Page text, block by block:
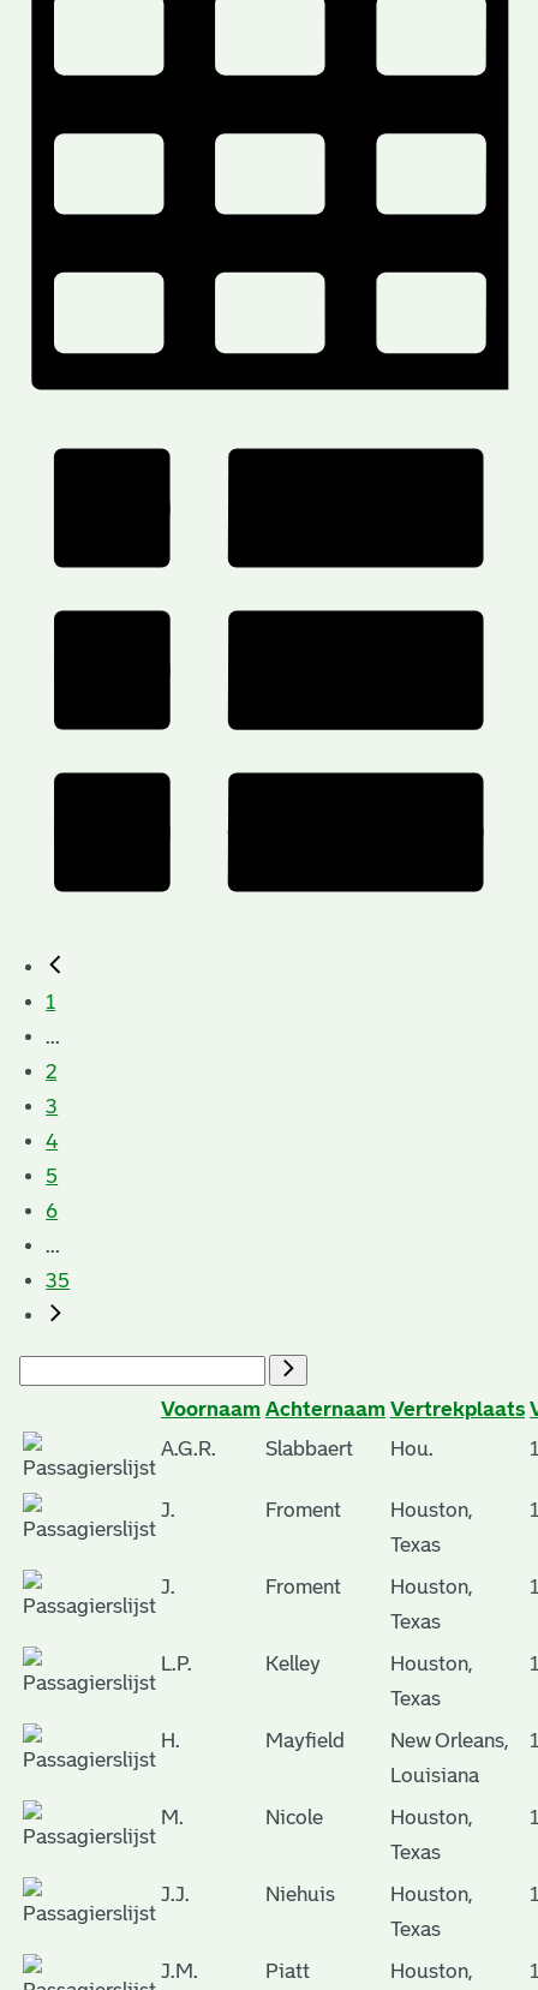
1
...
2
3
4
5
6
...
35
Voornaam Achternaam Vertrekplaats
A.G.R.
Slabbaert Hou.
J. Froment
Houston,
Texas
J. Froment
Houston,
Texas
L.P. Kelley
Houston,
Texas
H. Mayfield
New Orleans,
Louisiana
M. Nicole
Houston,
Texas
J.J. Niehuis
Houston,
Texas
J.M. Piatt
Houston,